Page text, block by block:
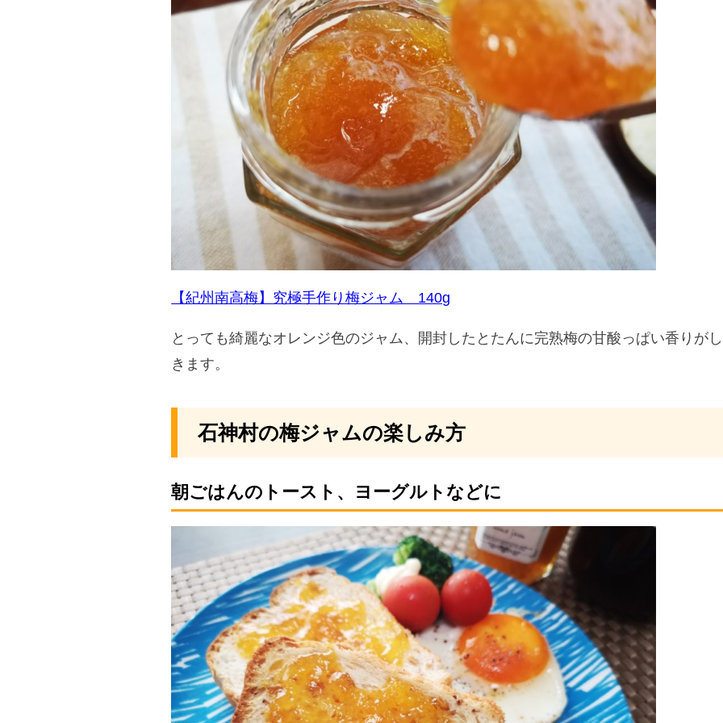
【紀州南高梅】究極手作り梅ジャム 140g
とっても綺麗なオレンジ色のジャム、開封したとたんに完熟梅の甘酸っぱい香りが
きます。
石神村の梅ジャムの楽しみ方
朝ごはんのトースト、ヨーグルトなどに